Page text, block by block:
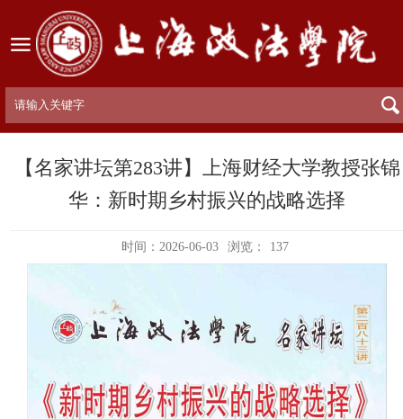
【名家讲坛第283讲】上海财经大学教授张锦
华：新时期乡村振兴的战略选择
时间：2026-06-03 浏览： 137